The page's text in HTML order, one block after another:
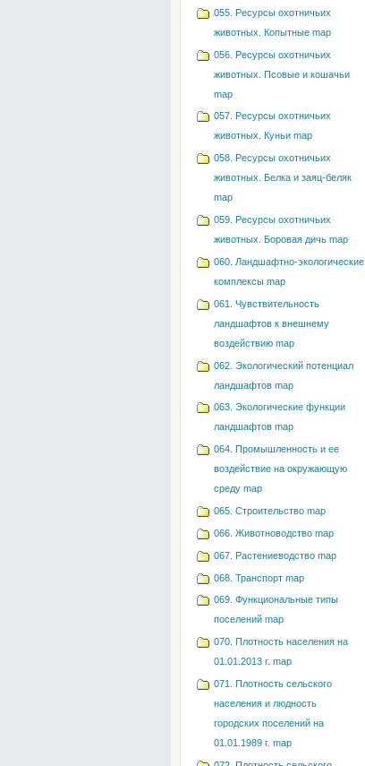
055. Ресурсы охотничьих
животных. Копытные map
056. Ресурсы охотничьих
животных. Псовые и кошачьи
map
057. Ресурсы охотничьих
животных. Куньи map
058. Ресурсы охотничьих
животных. Белка и заяц-беляк
map
059. Ресурсы охотничьих
животных. Боровая дичь map
060. Ландшафтно-экологические
комплексы map
061. Чувствительность
ландшафтов к внешнему
воздействию map
062. Экологический потенциал
ландшафтов map
063. Экологические функции
ландшафтов map
064. Промышленность и ее
воздействие на окружающую
среду map
065. Строительство map
066. Животноводство map
067. Растениеводство map
068. Транспорт map
069. Функциональные типы
поселений map
070. Плотность населения на
01.01.2013 г. map
071. Плотность сельского
населения и людность
городских поселений на
01.01.1989 г. map